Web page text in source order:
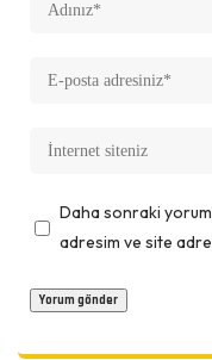
Daha sonraki
adresim ve site